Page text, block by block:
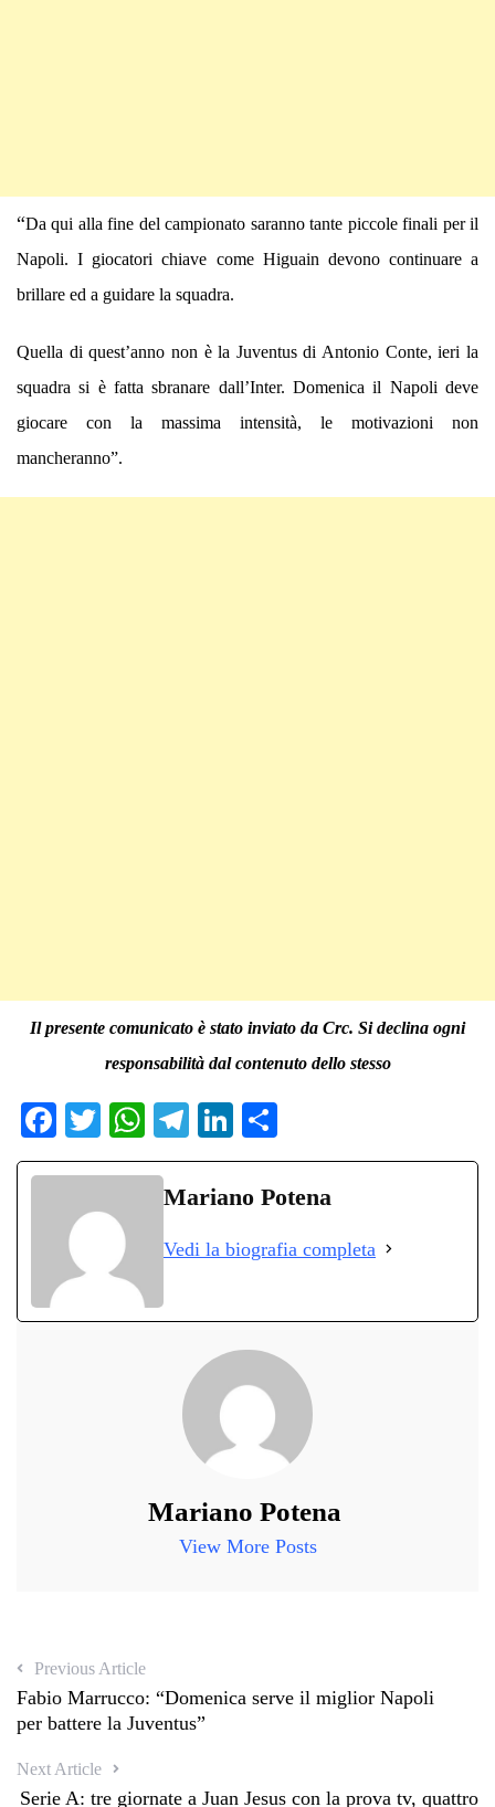
“Da qui alla fine del campionato saranno tante piccole finali per il
Napoli. I giocatori chiave come Higuain devono continuare a
brillare ed a guidare la squadra.
Quella di quest’anno non è la Juventus di Antonio Conte, ieri la
squadra si è fatta sbranare dall’Inter. Domenica il Napoli deve
giocare con la massima intensità, le motivazioni non
mancheranno”.
Il presente comunicato è stato inviato da Crc. Si declina ogni
responsabilità dal contenuto dello stesso
Fa
ce
ok
T
wi
r
W
ha
ts
pp
Te
le
gr
m
Li
nk
ed
on
di
di
Mariano Potena
Vedi la biografia completa
Mariano Potena
View More Posts
Previous Article
Fabio Marrucco: “Domenica serve il miglior Napoli
per battere la Juventus”
Next Article
Serie A: tre giornate a Juan Jesus con la prova tv, quattro